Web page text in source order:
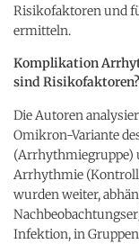
Risikofaktoren und
ermitteln.
Komplikation
sind Risikofaktoren?
Die Autoren
Omikron-Variante
(Arrhythmiegruppe)
Arrhythmie
wurden weiter,
Infektion, in